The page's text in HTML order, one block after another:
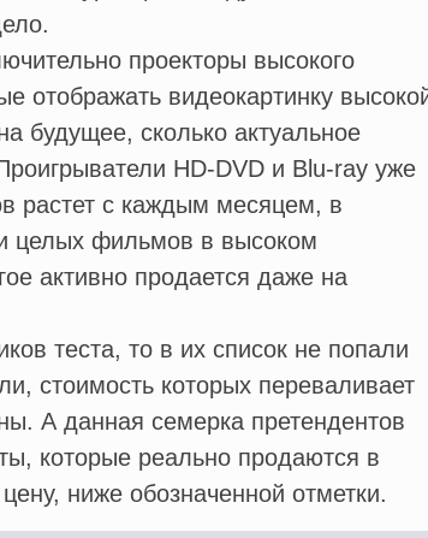
проекторы высокого
отображать видеокартинку
будущее, сколько актуальное
HD-DVD и Blu-ray уже
растет с каждым месяцем, в
целых фильмов в высоком
активно продается даже на
теста, то в их список не попали
стоимость которых переваливает
А данная семерка претендентов
которые реально продаются в
ниже обозначенной отметки.